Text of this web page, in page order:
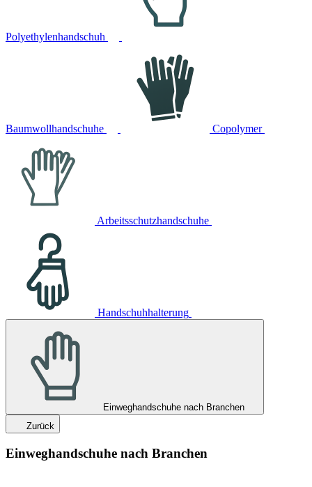
Polyethylenhandschuh
Baumwollhandschuhe Copolymer
Arbeitsschutzhandschuhe
Handschuhhalterung
Einweghandschuhe nach Branchen
Zurück
Einweghandschuhe nach Branchen